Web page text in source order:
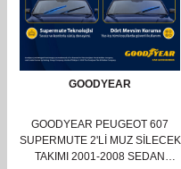
GOODYEAR
GOODYEAR PEUGEOT 607
SUPERMUTE 2'LI MUZ SILECEK
TAKIMI 2001-2008 SEDAN